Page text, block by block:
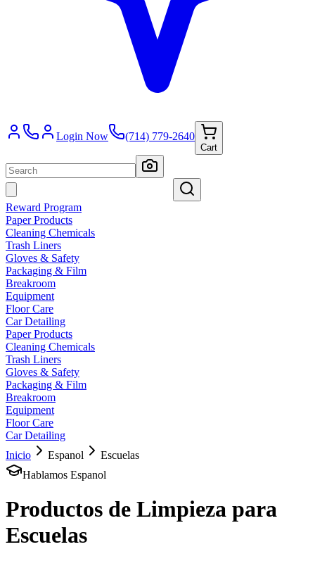
Login Now (714) 779-2640
Cart
Reward Program
Paper Products
Cleaning Chemicals
Trash Liners
Gloves & Safety
Packaging & Film
Breakroom
Equipment
Floor Care
Car Detailing
Paper Products
Cleaning Chemicals
Trash Liners
Gloves & Safety
Packaging & Film
Breakroom
Equipment
Floor Care
Car Detailing
Inicio
Espanol
Escuelas
Hablamos Espanol
Productos de Limpieza para
Escuelas